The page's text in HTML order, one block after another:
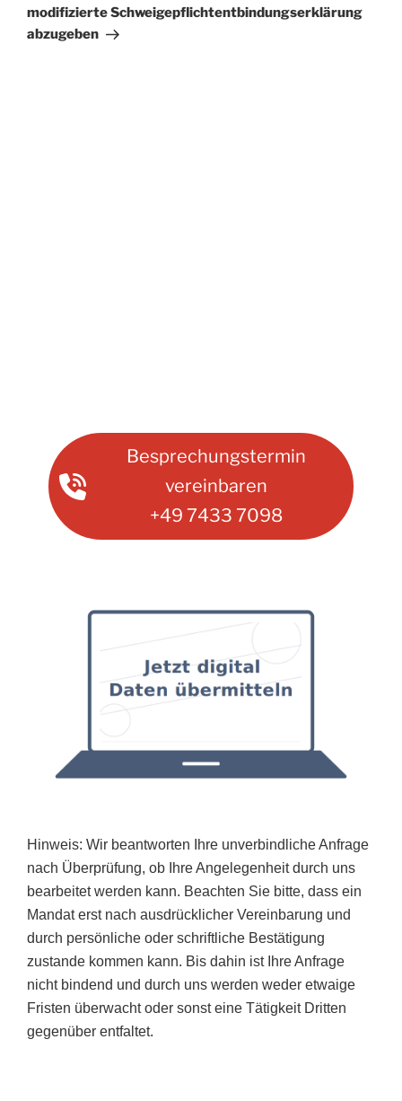
modifizierte Schweigepflichtentbindungserklärung
abzugeben
Besprechungstermin
vereinbaren
+49 7433 7098
Hinweis: Wir beantworten Ihre unverbindliche Anfrage
nach Überprüfung, ob Ihre Angelegenheit durch uns
bearbeitet werden kann. Beachten Sie bitte, dass ein
Mandat erst nach ausdrücklicher Vereinbarung und
durch persönliche oder schriftliche Bestätigung
zustande kommen kann. Bis dahin ist Ihre Anfrage
nicht bindend und durch uns werden weder etwaige
Fristen überwacht oder sonst eine Tätigkeit Dritten
gegenüber entfaltet.